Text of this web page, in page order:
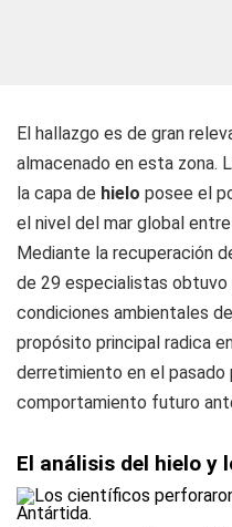
El hallazgo es de gran
almacenado en esta zona.
la capa de hielo posee el
el nivel del mar global
Mediante la recuperación
de 29 especialistas
condiciones ambientales
propósito principal radica
derretimiento en el pasado
comportamiento futuro
El análisis del hielo y